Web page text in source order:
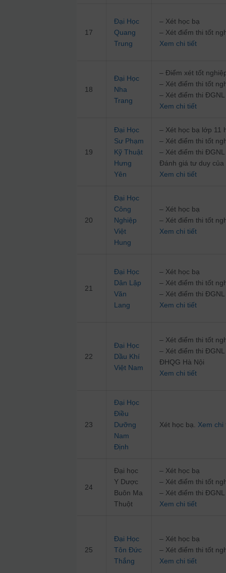
17
Đại Học
Quang
Trung
– Xét học bạ
– Xét điểm thi tốt
Xem chi tiết
18
Đại Học
Nha
Trang
– Điểm xét tốt
– Xét điểm thi tốt
– Xét điểm thi
Xem chi tiết
19
Đại Học
Sư Phạm
Kỹ Thuật
Hưng
Yên
– Xét học bạ lớp 11
– Xét điểm thi tốt
– Xét điểm thi
Đánh giá tư duy
Xem chi tiết
20
Đại Học
Công
Nghiệp
Việt
Hung
– Xét học bạ
– Xét điểm thi tốt
Xem chi tiết
21
Đại Học
Dân Lập
Văn
Lang
– Xét học bạ
– Xét điểm thi tốt
– Xét điểm thi
Xem chi tiết
22
Đại Học
Dầu Khí
Việt Nam
– Xét điểm thi tốt
– Xét điểm thi
ĐHQG Hà Nội
Xem chi tiết
23
Đại Học
Điều
Dưỡng
Nam
Định
Xét học bạ. Xem chi
24
Đại học
Y Dược
Buôn Ma
Thuột
– Xét học bạ
– Xét điểm thi tốt
– Xét điểm thi
Xem chi tiết
25
Đại Học
Tôn Đức
Thắng
– Xét học bạ
– Xét điểm thi tốt
Xem chi tiết